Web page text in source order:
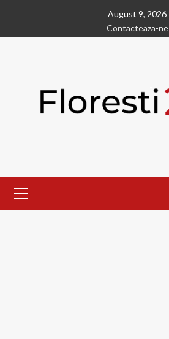
content
August 9, 2026
Contacteaza-ne
Menu